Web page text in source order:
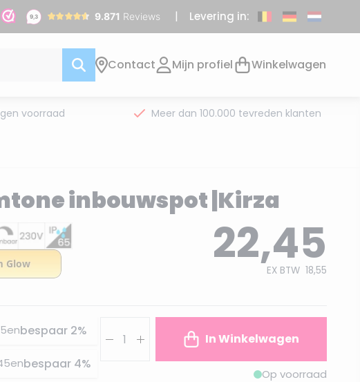
Levering in:
Contact Mijn profiel Winkelwagen
voorraad Meer dan 100.000 tevreden klanten
inbouwspot |Kirza
22,45
EX BTW 18,55
enbespaar 2%
enbespaar 4%
In Winkelwagen
Op voorraad